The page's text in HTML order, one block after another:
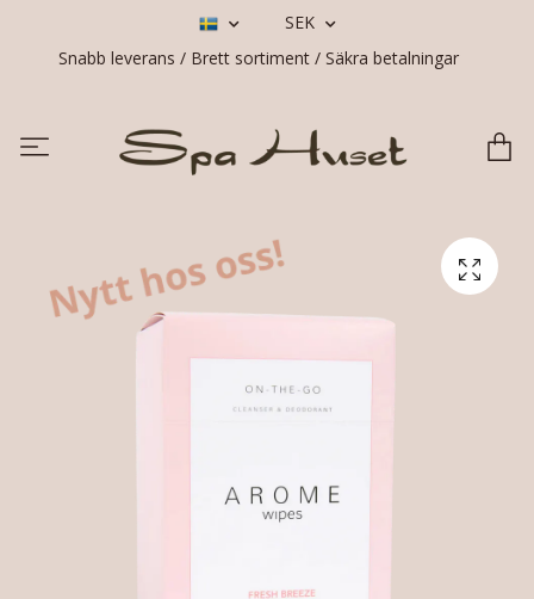
SEK
Snabb leverans / Brett sortiment / Säkra betalningar